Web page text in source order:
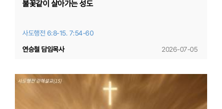
불꽃같이 살아가는 성도
사도행전 6:8-15. 7:54-60
2026-07-05
연승철 담임목사